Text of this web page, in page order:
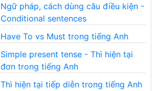
Ngữ pháp, cách dùng câu điều kiện -
Conditional sentences
Have To vs Must trong tiếng Anh
Simple present tense - Thì hiện tại
đơn trong tiếng Anh
Thì hiện tại tiếp diễn trong tiếng Anh